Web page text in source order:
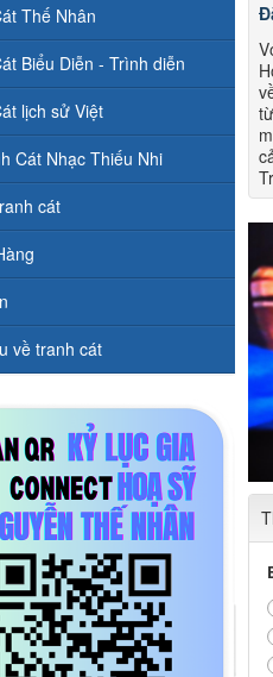
Thế Nhân
Biểu Diễn - Trình diễn
lịch sử Việt
Cát Nhạc Thiếu Nhi
cát
về tranh cát